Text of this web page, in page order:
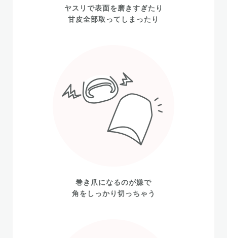
ヤスリで表面を磨きすぎたり
甘皮全部取ってしまったり
巻き爪になるのが嫌で
角をしっかり切っちゃう